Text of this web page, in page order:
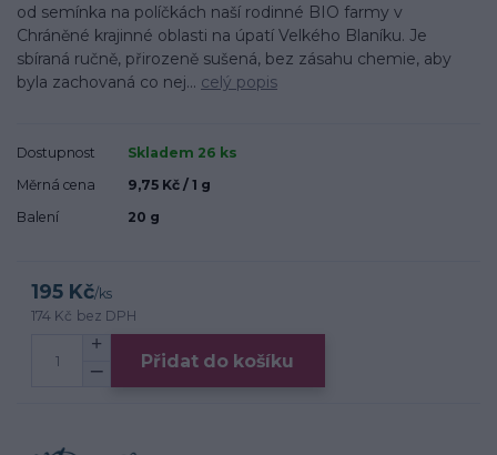
od semínka na políčkách naší rodinné BIO farmy v
Chráněné krajinné oblasti na úpatí Velkého Blaníku. Je
sbíraná ručně, přirozeně sušená, bez zásahu chemie, aby
byla zachovaná co nej... celý popis
Dostupnost
Skladem 26 ks
Měrná cena
9,75 Kč / 1 g
Balení
20 g
195 Kč/ks
174 Kč bez DPH
Přidat do košíku